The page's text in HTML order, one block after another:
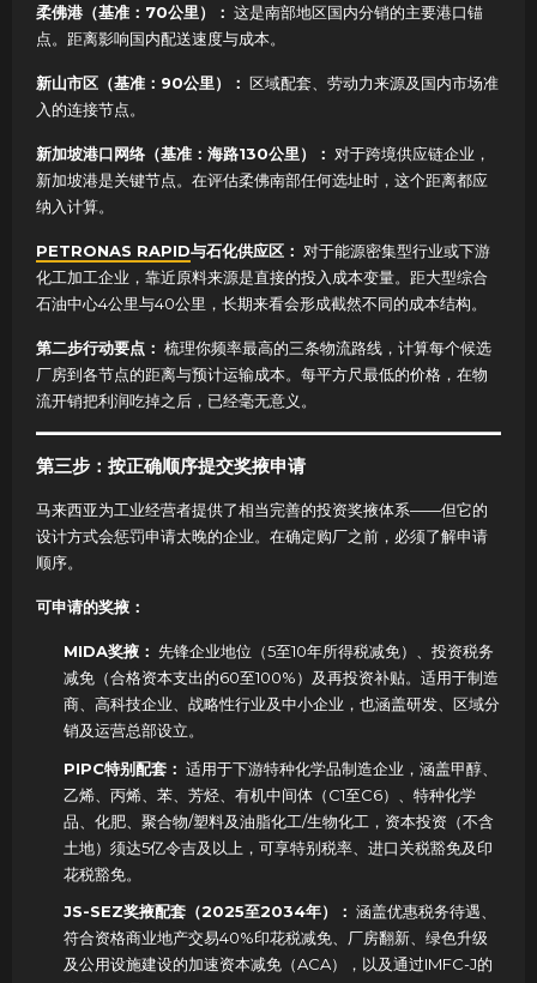
柔佛港（基准：70公里）： 这是南部地区国内分销的主要港口锚
点。距离影响国内配送速度与成本。
新山市区（基准：90公里）： 区域配套、劳动力来源及国内市场准
入的连接节点。
新加坡港口网络（基准：海路130公里）： 对于跨境供应链企业，
新加坡港是关键节点。在评估柔佛南部任何选址时，这个距离都应
纳入计算。
PETRONAS RAPID与石化供应区： 对于能源密集型行业或下游
化工加工企业，靠近原料来源是直接的投入成本变量。距大型综合
石油中心4公里与40公里，长期来看会形成截然不同的成本结构。
第二步行动要点： 梳理你频率最高的三条物流路线，计算每个候选
厂房到各节点的距离与预计运输成本。每平方尺最低的价格，在物
流开销把利润吃掉之后，已经毫无意义。
第三步：按正确顺序提交奖掖申请
马来西亚为工业经营者提供了相当完善的投资奖掖体系——但它的
设计方式会惩罚申请太晚的企业。在确定购厂之前，必须了解申请
顺序。
可申请的奖掖：
MIDA奖掖： 先锋企业地位（5至10年所得税减免）、投资税务
减免（合格资本支出的60至100%）及再投资补贴。适用于制造
商、高科技企业、战略性行业及中小企业，也涵盖研发、区域分
销及运营总部设立。
PIPC特别配套： 适用于下游特种化学品制造企业，涵盖甲醇、
乙烯、丙烯、苯、芳烃、有机中间体（C1至C6）、特种化学
品、化肥、聚合物/塑料及油脂化工/生物化工，资本投资（不含
土地）须达5亿令吉及以上，可享特别税率、进口关税豁免及印
花税豁免。
JS-SEZ奖掖配套（2025至2034年）： 涵盖优惠税务待遇、
符合资格商业地产交易40%印花税减免、厂房翻新、绿色升级
及公用设施建设的加速资本减免（ACA），以及通过IMFC-J的